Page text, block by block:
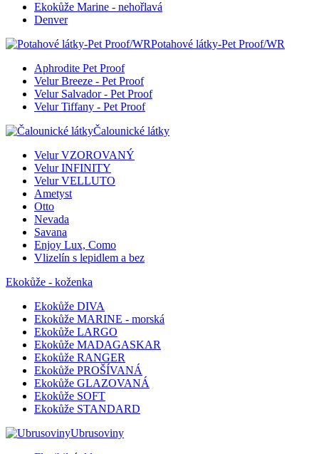
Ekokůže Marine - nehořlavá
Denver
Potahové látky-Pet Proof/WR
Aphrodite Pet Proof
Velur Breeze - Pet Proof
Velur Salvador - Pet Proof
Velur Tiffany - Pet Proof
Čalounické látky
Velur VZOROVANÝ
Velur INFINITY
Velur VELLUTO
Ametyst
Otto
Nevada
Savana
Enjoy Lux, Como
Vlizelín s lepidlem a bez
Ekokůže - koženka
Ekokůže DIVA
Ekokůže MARINE - morská
Ekokůže LARGO
Ekokůže MADAGASKAR
Ekokůže RANGER
Ekokůže PROŠÍVANÁ
Ekokůže GLAZOVANÁ
Ekokůže SOFT
Ekokůže STANDARD
Ubrusoviny